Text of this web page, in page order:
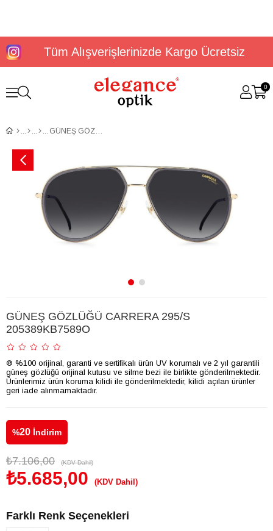
Tüm Alışverişlerinizde Kargo Ücretsiz
0
GÜNEŞ GÖZLÜĞÜ CARRERA 295/S 205389KB7589O
GÜNEŞ GÖZLÜĞÜ CARRERA 295/S
205389KB7589O
® %100 orijinal, garanti ve sertifikalı ürün UV korumalı ve 2 yıl garantili
güneş gözlüğü orijinal kutusu ve silme bezi ile birlikte gönderilmektedir.
Ürünlerimiz ürün koruma kilidi ile gönderilmektedir, kilidi açılan ürünler
geri iade alınmamaktadır.
%20 İndirim
₺7.106,00 (KDV Dahil)
₺5.685,00 (KDV Dahil)
Farklı Renk Seçenekleri